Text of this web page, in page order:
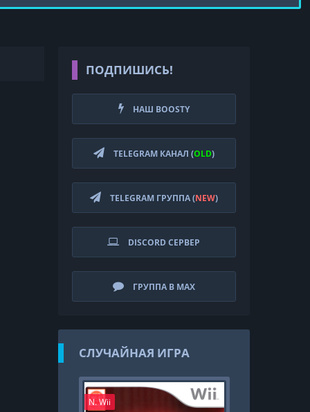
ПОДПИШИСЬ!
НАШ BOOSTY
TELEGRAM КАНАЛ (OLD)
TELEGRAM ГРУППА (NEW)
DISCORD СЕРВЕР
ГРУППА В MAX
СЛУЧАЙНАЯ ИГРА
N. Wii